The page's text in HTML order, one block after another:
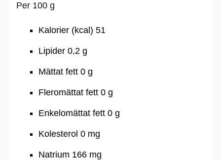
Per 100 g
Kalorier (kcal) 51
Lipider 0,2 g
Mättat fett 0 g
Fleromättat fett 0 g
Enkelomättat fett 0 g
Kolesterol 0 mg
Natrium 166 mg